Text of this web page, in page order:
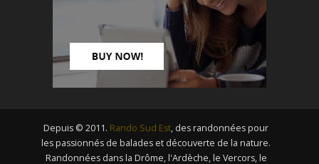
Depuis © 2011. Rando Sud Est, des randonnées pour
les passionnés de balades et découverte de la nature.
Randonnées dans la Drôme, l'Ardèche, le Vercors, le